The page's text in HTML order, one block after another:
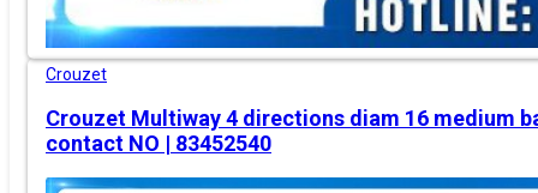
Crouzet
Crouzet Multiway 4 directions diam 16 medium
contact NO | 83452540